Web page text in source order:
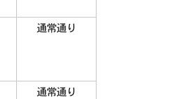
通常通り
通常通り